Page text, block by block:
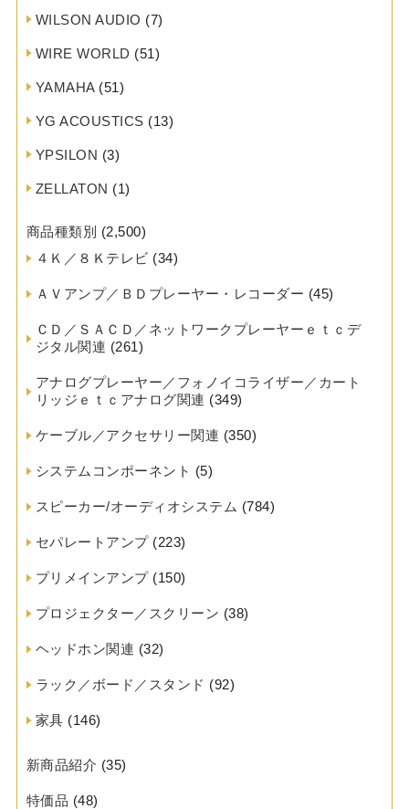
WILSON AUDIO (7)
WIRE WORLD (51)
YAMAHA(51)
YG ACOUSTICS (13)
YPSILON (3)
ZELLATON (1)
商品種類別 (2,500)
４Ｋ／８Ｋテレビ (34)
ＡＶアンプ／ＢＤプレーヤー・レコーダー (45)
ＣＤ／ＳＡＣＤ／ネットワークプレーヤーｅｔｃデ
ジタル関連 (261)
アナログプレーヤー／フォノイコライザー／カート
リッジｅｔｃアナログ関連 (349)
ケーブル／アクセサリー関連 (350)
システムコンポーネント (5)
スピーカー/オーディオシステム (784)
セパレートアンプ(223)
プリメインアンプ(150)
プロジェクター／スクリーン (38)
ヘッドホン関連 (32)
ラック／ボード／スタンド (92)
家具 (146)
新商品紹介 (35)
特価品 (48)